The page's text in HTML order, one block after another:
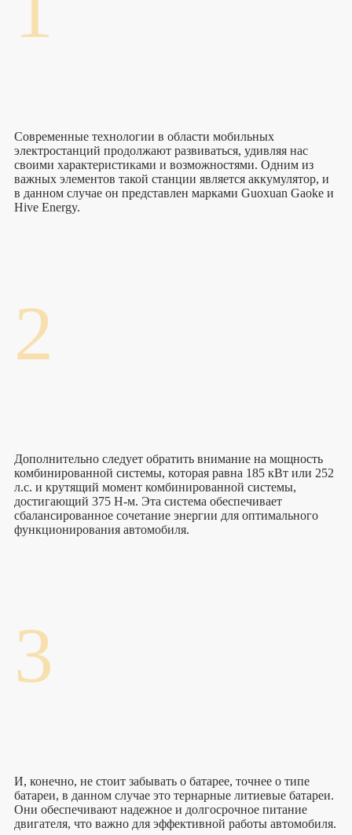
Современные технологии в области мобильных
электростанций продолжают развиваться, удивляя нас
своими характеристиками и возможностями. Одним из
важных элементов такой станции является аккумулятор, и
в данном случае он представлен марками Guoxuan Gaoke и
Hive Energy.
2
Дополнительно следует обратить внимание на мощность
комбинированной системы, которая равна 185 кВт или 252
л.с. и крутящий момент комбинированной системы,
достигающий 375 Н-м. Эта система обеспечивает
сбалансированное сочетание энергии для оптимального
функционирования автомобиля.
3
И, конечно, не стоит забывать о батарее, точнее о типе
батареи, в данном случае это тернарные литиевые батареи.
Они обеспечивают надежное и долгосрочное питание
двигателя, что важно для эффективной работы автомобиля.